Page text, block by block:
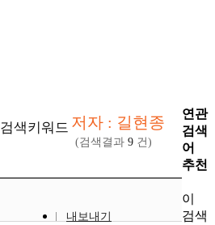
검색키워드 저자 : 길현종
(검색결과 9 건)
내보내기
연관
검색
어
추천
이
검색